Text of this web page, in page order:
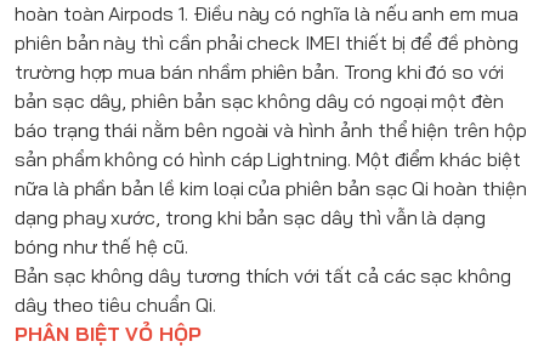
hoàn toànAirpods 1. Điều này có nghĩa là nếu anh em mua
phiên bản này thì cần phải check IMEI thiết bị để đề phòng
trường hợp mua bán nhầm phiên bản. Trong khi đó so với
bản sạc dây, phiên bản sạc không dây có ngoại một đèn
báo trạng thái nằm bên ngoài và hình ảnh thể hiện trên hộp
sản phẩm không có hình cáp Lightning. Một điểm khác biệt
nữa là phần bản lề kim loại của phiên bản sạc Qi hoàn thiện
dạng phay xước, trong khi bản sạc dây thì vẫn là dạng
bóng như thế hệ cũ.
Bản sạc không dây tương thích với tất cả các sạc không
dây theo tiêu chuẩn Qi.
PHÂN BIỆT VỎ HỘP